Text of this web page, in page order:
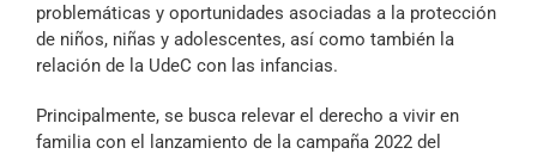
problemáticas y oportunidades asociadas a la protección
de niños, niñas y adolescentes, así como también la
relación de la UdeC con las infancias.
Principalmente, se busca relevar el derecho a vivir en
familia con el lanzamiento de la campaña 2022 del